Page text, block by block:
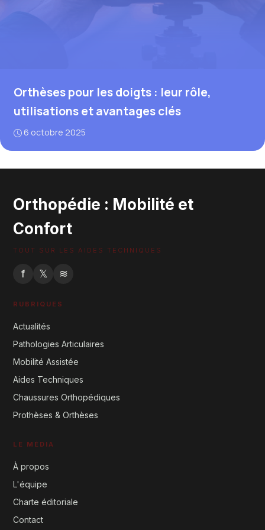
Orthèses pour les doigts : leur rôle,
utilisations et avantages clés
6 octobre 2025
Orthopédie : Mobilité et
Confort
TOUT SUR LES AIDES TECHNIQUES
f 𝕏 ≋
RUBRIQUES
Actualités
Pathologies Articulaires
Mobilité Assistée
Aides Techniques
Chaussures Orthopédiques
Prothèses & Orthèses
LE MÉDIA
À propos
L'équipe
Charte éditoriale
Contact